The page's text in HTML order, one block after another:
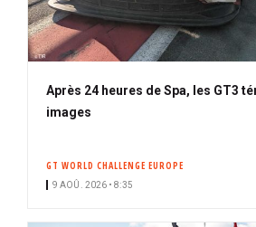
Après 24 heures de Spa, les GT3
images
GT WORLD CHALLENGE EUROPE
9 AOÛ. 2026 • 8:35